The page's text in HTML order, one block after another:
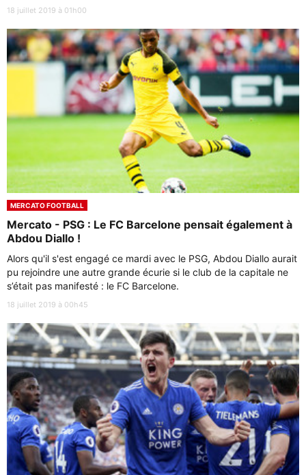
18 juillet 2019 à 01h00
MERCATO FOOTBALL
Mercato - PSG : Le FC Barcelone pensait également à
Abdou Diallo !
Alors qu'il s'est engagé ce mardi avec le PSG, Abdou Diallo aurait
pu rejoindre une autre grande écurie si le club de la capitale ne
s’était pas manifesté : le FC Barcelone.
18 juillet 2019 à 00h45